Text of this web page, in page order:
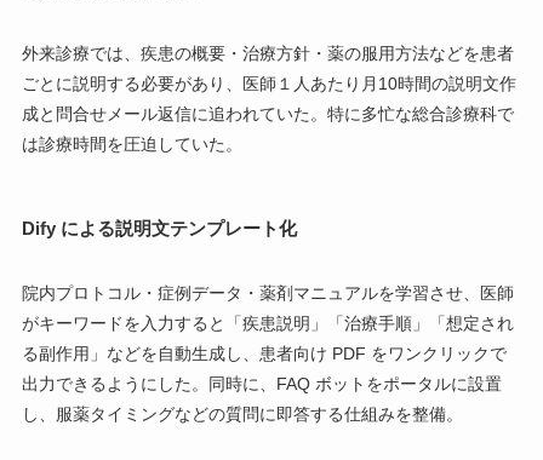
外来診療では、疾患の概要・治療方針・薬の服用方法などを患者
ごとに説明する必要があり、医師１人あたり月10時間の説明文作
成と問合せメール返信に追われていた。特に多忙な総合診療科で
は診療時間を圧迫していた。
Dify による説明文テンプレート化
院内プロトコル・症例データ・薬剤マニュアルを学習させ、医師
がキーワードを入力すると「疾患説明」「治療手順」「想定され
る副作用」などを自動生成し、患者向け PDF をワンクリックで
出力できるようにした。同時に、FAQ ボットをポータルに設置
し、服薬タイミングなどの質問に即答する仕組みを整備。